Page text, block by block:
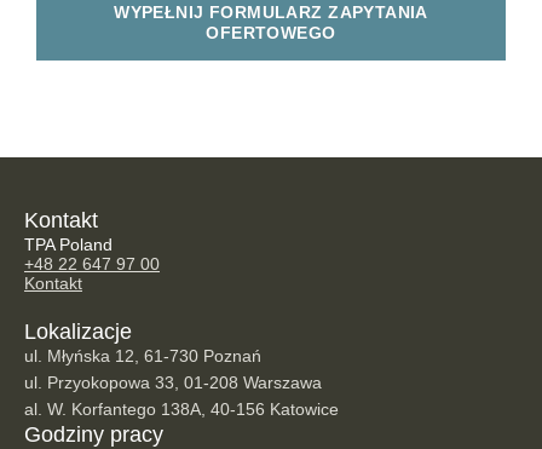
WYPEŁNIJ FORMULARZ ZAPYTANIA
OFERTOWEGO
Kontakt
TPA Poland
+48 22 647 97 00
Kontakt
Lokalizacje
ul. Młyńska 12, 61-730 Poznań
ul. Przyokopowa 33, 01-208 Warszawa
al. W. Korfantego 138A, 40-156 Katowice
Godziny pracy